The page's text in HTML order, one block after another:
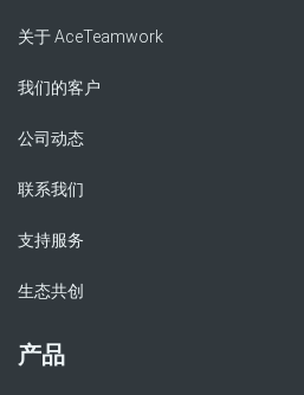
关于 AceTeamwork
我们的客户
公司动态
联系我们
支持服务
生态共创
产品